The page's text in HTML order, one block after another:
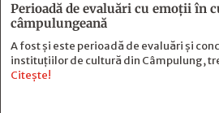
Perioadă de evaluări cu emoţii în
câmpulungeană
A fost și este perioadă de evaluări și
instituțiilor de cultură din Câmpulung,
Citește!